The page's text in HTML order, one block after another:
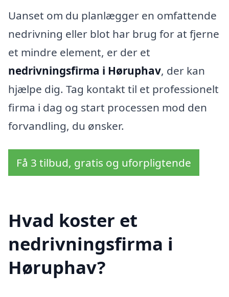
Uanset om du planlægger en omfattende
nedrivning eller blot har brug for at fjerne
et mindre element, er der et
nedrivningsfirma i Høruphav, der kan
hjælpe dig. Tag kontakt til et professionelt
firma i dag og start processen mod den
forvandling, du ønsker.
Få 3 tilbud, gratis og uforpligtende
Hvad koster et
nedrivningsfirma i
Høruphav?